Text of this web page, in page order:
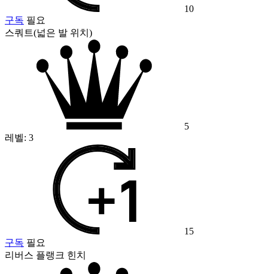
10
구독 필요
스쿼트(넓은 발 위치)
5
레벨: 3
15
구독 필요
리버스 플랭크 힌치